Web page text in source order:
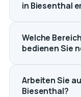
in Biesenthal
Welche
bedienen Sie
Arbeiten Sie
Biesenthal?